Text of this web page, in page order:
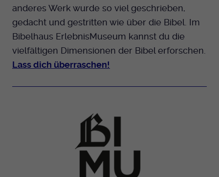
anderes Werk wurde so viel geschrieben,
gedacht und gestritten wie über die Bibel. Im
Bibelhaus ErlebnisMuseum kannst du die
vielfältigen Dimensionen der Bibel erforschen.
Lass dich überraschen!
Anbieter EKHN
Laufzeit
Bei Ausahl nur essentieller Cookies wird
dieser Cookie am Ende der Sitzung
gelöscht. Ansonsten 1 Monat.
Zweck